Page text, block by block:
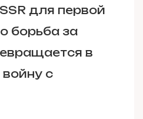
для первой
борьба за
в
с